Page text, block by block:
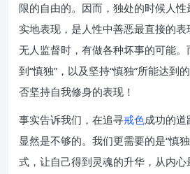
限的自由的。因而，独处的时候人
实地表现，是人性中善恶最直接的表
无人监督时，有做各种坏事的可能
到“慎独”，以及坚持“慎独”所能达到
否坚持自我修身的表现！
事实告诉我们，在追寻戒色成功的道
显然是不够的。我们更需要的是“慎
式，让自己得到灵魂的升华，从内心